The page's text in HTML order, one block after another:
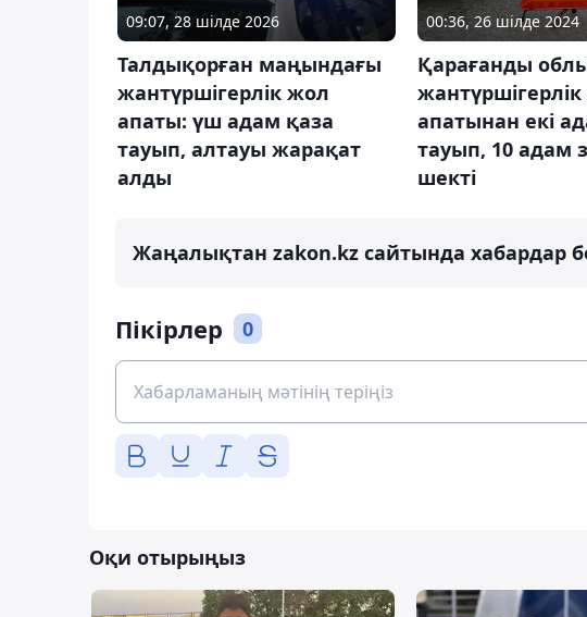
09:07, 28 шілде 2026
Талдықорған маңындағы
жантүршігерлік жол
апаты: үш адам қаза
тауып, алтауы жарақат
алды
00:36, 26 шілде 2024
Қарағанды
апатынан екі
тауып, 10 адам
шекті
Жаңалықтан zakon.kz сайтында хабардар
Пікірлер 0
Оқи отырыңыз